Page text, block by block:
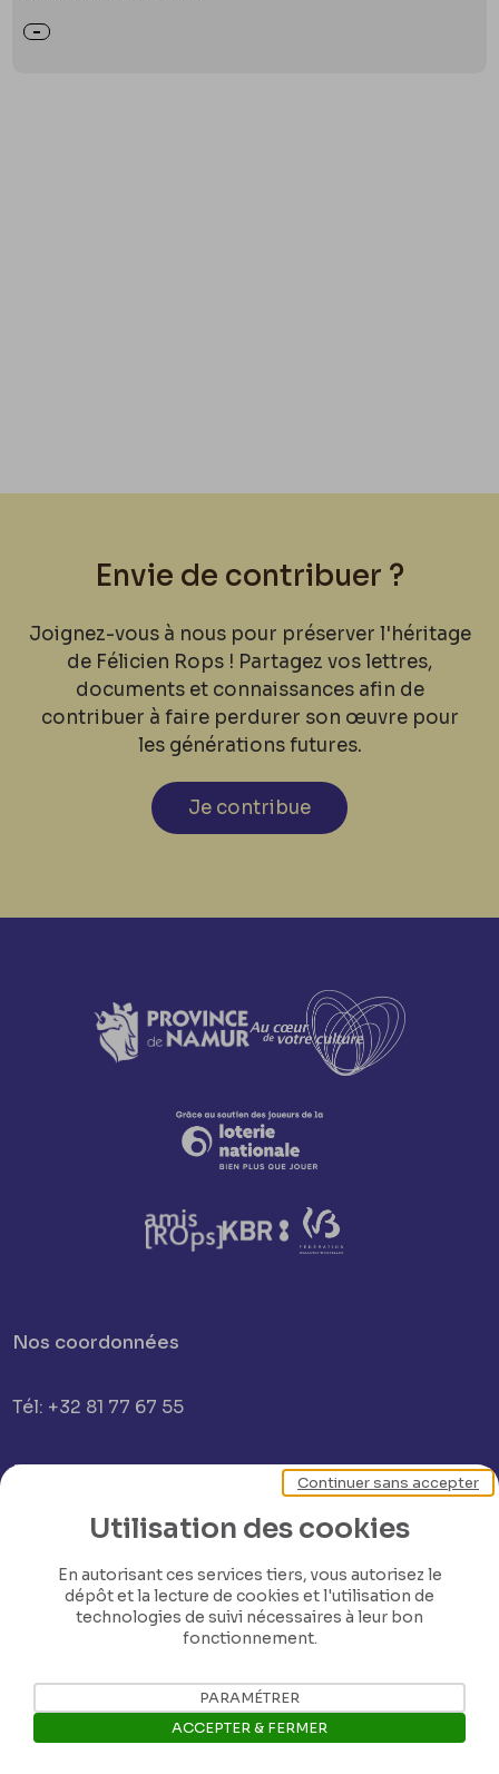
Envie de contribuer ?
Joignez-vous à nous pour préserver l'héritage
de Félicien Rops ! Partagez vos lettres,
documents et connaissances afin de
contribuer à faire perdurer son œuvre pour
les générations futures.
Je contribue
Nos coordonnées
Tél: +32 81 77 67 55
E-mail: info@museerops.be
Instagram
Facebook
Ropslettres
Le site web du musée
Utilisation des cookies
En autorisant ces services tiers, vous autorisez le
dépôt et la lecture de cookies et l'utilisation de
technologies de suivi nécessaires à leur bon
fonctionnement.
Continuer sans accepter
PARAMÉTRER
ACCEPTER & FERMER